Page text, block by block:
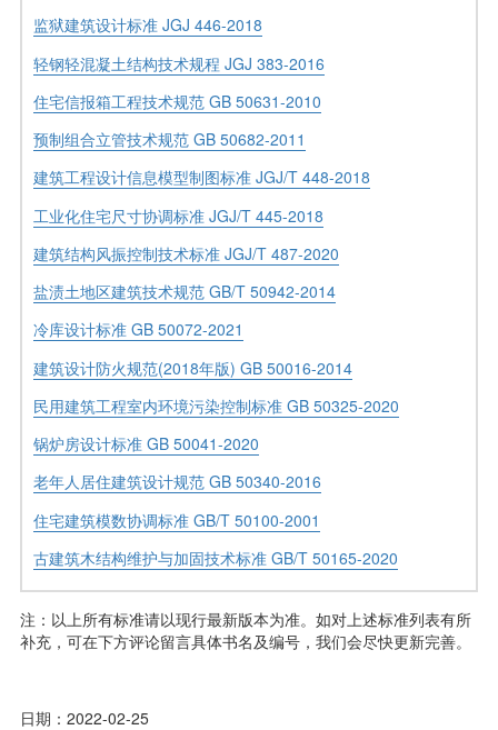
监狱建筑设计标准 JGJ 446-2018
轻钢轻混凝土结构技术规程 JGJ 383-2016
住宅信报箱工程技术规范 GB 50631-2010
预制组合立管技术规范 GB 50682-2011
建筑工程设计信息模型制图标准 JGJ/T 448-2018
工业化住宅尺寸协调标准 JGJ/T 445-2018
建筑结构风振控制技术标准 JGJ/T 487-2020
盐渍土地区建筑技术规范 GB/T 50942-2014
冷库设计标准 GB 50072-2021
建筑设计防火规范(2018年版) GB 50016-2014
民用建筑工程室内环境污染控制标准 GB 50325-2020
锅炉房设计标准 GB 50041-2020
老年人居住建筑设计规范 GB 50340-2016
住宅建筑模数协调标准 GB/T 50100-2001
古建筑木结构维护与加固技术标准 GB/T 50165-2020
注：以上所有标准请以现行最新版本为准。如对上述标准列表有所
补充，可在下方评论留言具体书名及编号，我们会尽快更新完善。
日期：2022-02-25